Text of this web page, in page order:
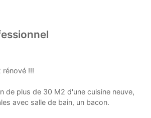
!!!
de plus de 30 M2 d'une cuisine neuve,
avec salle de bain, un bacon.